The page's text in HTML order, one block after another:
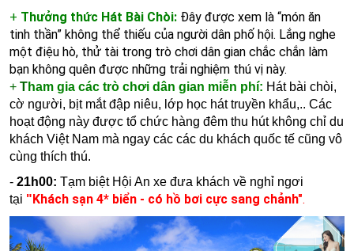
+ Thưởng thức Hát Bài Chòi: Đây được xem là “món ăn
tinh thần” không thể thiếu của người dân phố hội. Lắng nghe
một điệu hò, thử tài trong trò chơi dân gian chắc chắn làm
bạn không quên được những trải nghiệm thú vị này.
+Tham gia các trò chơi dân gian miễn phí: Hát bài chòi,
cờ người, bịt mắt đập niêu, lớp học hát truyền khẩu,.. Các
hoạt động này được tổ chức hàng đêm thu hút không chỉ du
khách Việt Nam mà ngay các các du khách quốc tế cũng vô
cùng thích thú.
-21h00: Tạm biệt Hội An xe đưa khách về nghỉ ngơi
tại "Khách sạn 4* biển - có hồ bơi cực sang chảnh".